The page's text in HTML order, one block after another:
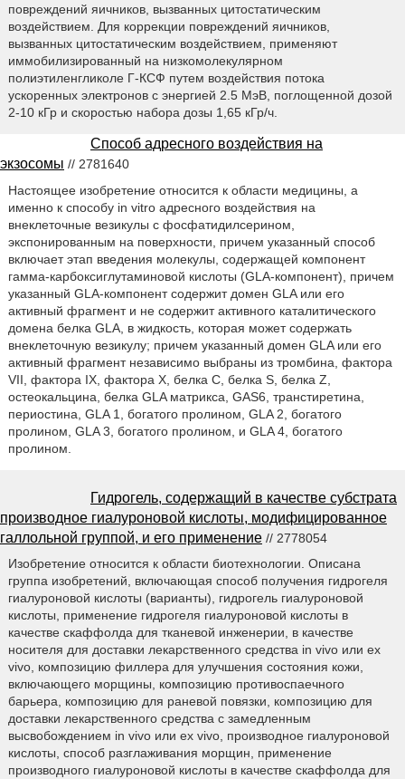
повреждений яичников, вызванных цитостатическим
воздействием. Для коррекции повреждений яичников,
вызванных цитостатическим воздействием, применяют
иммобилизированный на низкомолекулярном
полиэтиленгликоле Г-КСФ путем воздействия потока
ускоренных электронов с энергией 2.5 МэВ, поглощенной дозой
2-10 кГр и скоростью набора дозы 1,65 кГр/ч.
Способ адресного воздействия на
экзосомы // 2781640
Настоящее изобретение относится к области медицины, а
именно к способу in vitro адресного воздействия на
внеклеточные везикулы с фосфатидилсерином,
экспонированным на поверхности, причем указанный способ
включает этап введения молекулы, содержащей компонент
гамма-карбоксиглутаминовой кислоты (GLA-компонент), причем
указанный GLA-компонент содержит домен GLA или его
активный фрагмент и не содержит активного каталитического
домена белка GLA, в жидкость, которая может содержать
внеклеточную везикулу; причем указанный домен GLA или его
активный фрагмент независимо выбраны из тромбина, фактора
VII, фактора IX, фактора X, белка C, белка S, белка Z,
остеокальцина, белка GLA матрикса, GAS6, транстиретина,
периостина, GLA 1, богатого пролином, GLA 2, богатого
пролином, GLA 3, богатого пролином, и GLA 4, богатого
пролином.
Гидрогель, содержащий в качестве субстрата
производное гиалуроновой кислоты, модифицированное
галлольной группой, и его применение // 2778054
Изобретение относится к области биотехнологии. Описана
группа изобретений, включающая способ получения гидрогеля
гиалуроновой кислоты (варианты), гидрогель гиалуроновой
кислоты, применение гидрогеля гиалуроновой кислоты в
качестве скаффолда для тканевой инженерии, в качестве
носителя для доставки лекарственного средства in vivo или ex
vivo, композицию филлера для улучшения состояния кожи,
включающего морщины, композицию противоспаечного
барьера, композицию для раневой повязки, композицию для
доставки лекарственного средства с замедленным
высвобождением in vivo или ex vivo, производное гиалуроновой
кислоты, способ разглаживания морщин, применение
производного гиалуроновой кислоты в качестве скаффолда для